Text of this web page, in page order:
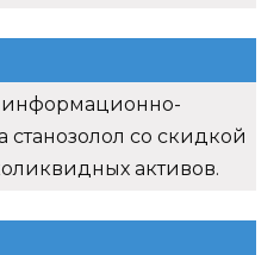
информационно-
станозолол со скидкой
активов.